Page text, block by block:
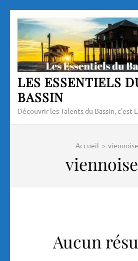
Aller
contenu
(Pressez
Entrée)
LES ESSENTIELS
BASSIN
Découvrir les Talents du Bassin, c'est
Accueil >
Aucun